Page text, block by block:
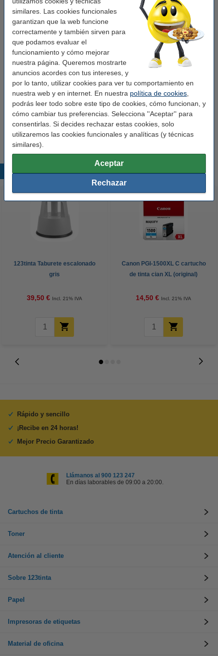
similares. Las cookies funcionales
garantizan que la web funcione
correctamente y también sirven para
que podamos evaluar el
funcionamiento y cómo mejorar
nuestra página. Queremos mostrarte
anuncios acordes con tus intereses, y
por lo tanto, utilizar cookies para ver tu comportamiento en
nuestra web y en internet. En nuestra política de cookies
podrás leer todo sobre este tipo de cookies, cómo funcionan, y
cómo cambiar tus preferencias. Selecciona ''Aceptar'' para
consentirlas. Si decides rechazar estas cookies, solo
utilizaremos las cookies funcionales y analíticas (y técnicas
similares).
Aceptar
Rechazar
Productos recomendados
123tinta Pilas Alcalinas Xtreme Power AA -
LR06 - MN1500 - 4 unidades
3,95 €
Chaleco de seguridad amarillo
4,99 €
Compra en pack
Pack 3x Fase Light Luz de emergencia V16
baliza homologada DGT con geolocalización
Productos destacados
123tinta Taburete escalonado
gris
39,50 € Incl. 21% IVA
Canon PGI-1500XL C cartucho
de tinta cian XL (original)
14,50 € Incl. 21% IVA
Rápido y sencillo
¡Recibe en 24 horas!
Mejor Precio Garantizado
Llámanos al 900 123 247
En días laborables de 09:00 a 20:00.
Cartuchos de tinta
Toner
Atención al cliente
Sobre 123tinta
Papel
Impresoras de etiquetas
Material de oficina